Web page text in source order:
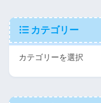
カテゴリー